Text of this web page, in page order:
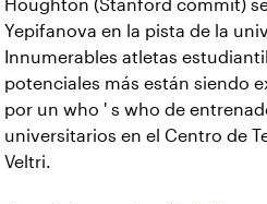
Houghton (Stanford commit)
Yepifanova en la pista de la
Innumerables atletas
potenciales más están siendo
por un who ' s who de
universitarios en el Centro de
Veltri.